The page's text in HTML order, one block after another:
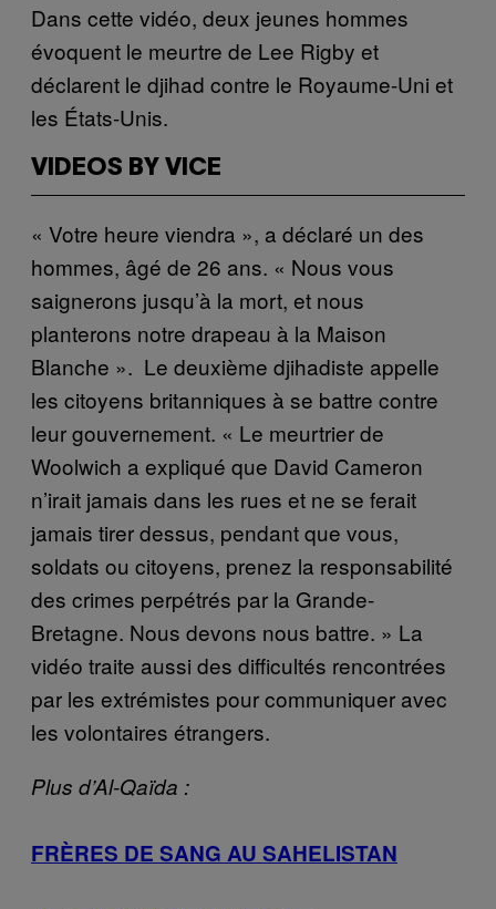
Dans cette vidéo, deux jeunes hommes
évoquent le meurtre de Lee Rigby et
déclarent le djihad contre le Royaume-Uni et
les États-Unis.
VIDEOS BY VICE
« Votre heure viendra », a déclaré un des
hommes, âgé de 26 ans. « Nous vous
saignerons jusqu’à la mort, et nous
planterons notre drapeau à la Maison
Blanche ». Le deuxième djihadiste appelle
les citoyens britanniques à se battre contre
leur gouvernement. « Le meurtrier de
Woolwich a expliqué que David Cameron
n’irait jamais dans les rues et ne se ferait
jamais tirer dessus, pendant que vous,
soldats ou citoyens, prenez la responsabilité
des crimes perpétrés par la Grande-
Bretagne. Nous devons nous battre. » La
vidéo traite aussi des difficultés rencontrées
par les extrémistes pour communiquer avec
les volontaires étrangers.
Plus d’Al-Qaïda :
FRÈRES DE SANG AU SAHELISTAN